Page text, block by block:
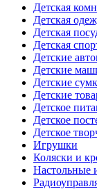
Детская
Детская
Детская
Детская
Детские
Детские
Детские
Детские
Детское
Детское
Детское
Игрушки
Коляски и
Настольные